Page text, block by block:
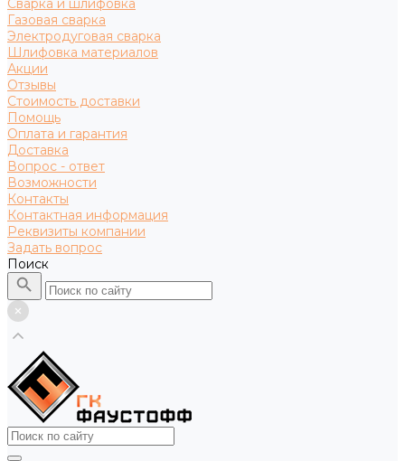
Сварка и шлифовка
Газовая сварка
Электродуговая сварка
Шлифовка материалов
Акции
Отзывы
Стоимость доставки
Помощь
Оплата и гарантия
Доставка
Вопрос - ответ
Возможности
Контакты
Контактная информация
Реквизиты компании
Задать вопрос
Поиск